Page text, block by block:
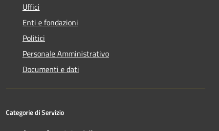
Uffici
Enti e fondazioni
Politici
Personale Amministrativo
Documenti e dati
Categorie di Servizio